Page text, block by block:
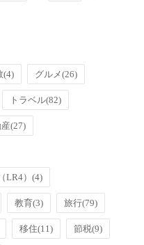
(4) グルメ(26)
トラベル(82)
産(27)
LR4）(4)
教育(3) 旅行(79)
移住(11) 節税(9)